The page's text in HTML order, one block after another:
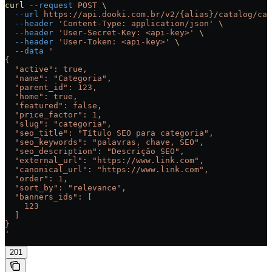
curl --request POST \
  --url
https://api.dooki.com.br/v2/{alias}/catalog/
  --header
'Content-Type: application/json'
\
  --header
'User-Secret-Key: <api-key>'
\
  --header
'User-Token: <api-key>'
\
  --data
'
{
  "active": true,
  "name": "Categoria",
  "parent_id": 123,
  "home": true,
  "featured": false,
  "price_factor": 1,
  "slug": "categoria",
  "seo_title": "Título SEO para categoria",
  "seo_keywords": "palavras, chave, SEO",
  "seo_description": "Descrição SEO",
  "external_url": "https://www.link.com",
  "canonical_url": "https://www.link.com",
  "order": 1,
  "sort_by": "relevance",
  "banners_ids": [
    123
}
'
201